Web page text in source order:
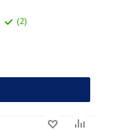
(2)